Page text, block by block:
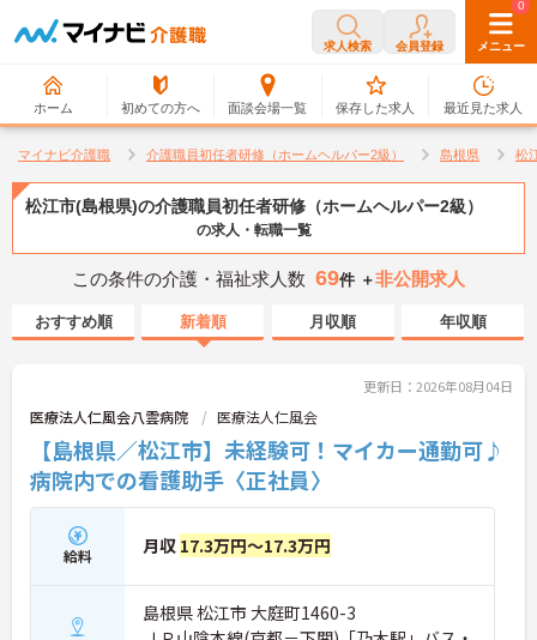
求人検索 会員登録 メニュー
ホーム 初めての方へ 面談会場一覧
0
保存した求人
0
最近見た求人
マイナビ介護職 介護職員初任者研修（ホームヘルパー2級） 島根県 松
松江市(島根県)の介護職員初任者研修（ホームヘルパー2級）
の求人・転職一覧
この条件の介護・福祉求人数 69件 ＋非公開求人
おすすめ順 新着順 月収順 年収順
更新日：2026年08月04日
医療法人仁風会八雲病院 医療法人仁風会
【島根県／松江市】未経験可！マイカー通勤可♪
病院内での看護助手〈正社員〉
給料 月収 17.3万円～17.3万円
島根県 松江市 大庭町1460-3